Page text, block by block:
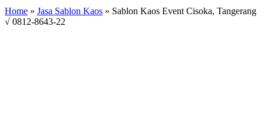
Home » Jasa Sablon Kaos » Sablon Kaos Event Cisoka, Tangerang
√ 0812-8643-22